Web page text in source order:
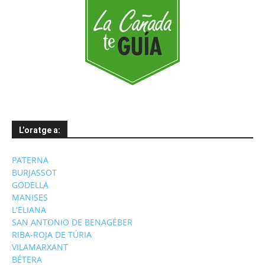
L’oratge a:
PATERNA
BURJASSOT
GODELLA
MANISES
L'ELIANA
SAN ANTONIO DE BENAGÉBER
RIBA-ROJA DE TÚRIA
VILAMARXANT
BÉTERA